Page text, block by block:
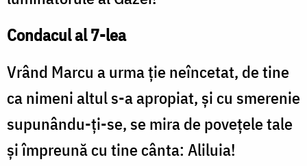
Condacul al 7-lea
Vrând Marcu a urma ție neîncetat, de tine
ca nimeni altul s-a apropiat, și cu smerenie
supunându-ți-se, se mira de povețele tale
și împreună cu tine cânta: Aliluia!